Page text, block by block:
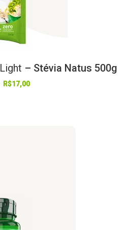
Light – Stévia Natus 500g
R$17,00